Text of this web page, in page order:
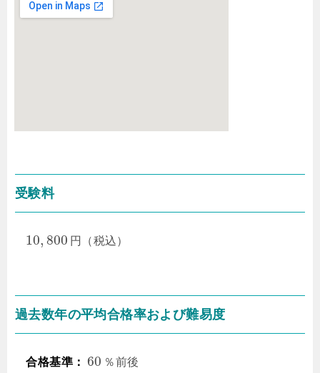
受験料
10, 800 円 （税込）
過去数年の平均合格率および難易度
合格基準： 60 ％前後